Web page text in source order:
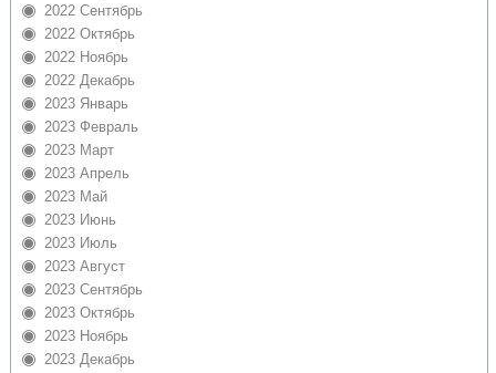
2022 Сентябрь
2022 Октябрь
2022 Ноябрь
2022 Декабрь
2023 Январь
2023 Февраль
2023 Март
2023 Апрель
2023 Май
2023 Июнь
2023 Июль
2023 Август
2023 Сентябрь
2023 Октябрь
2023 Ноябрь
2023 Декабрь